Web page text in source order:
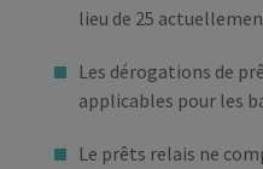
lieu de 25
Les dérogations de
applicables pour les
Le prêts relais ne